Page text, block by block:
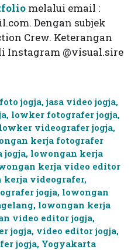
melalui email :
. Dengan subjek
Crew. Keterangan
Instagram @visual.sire
jogja, jasa video jogja,
, lowker fotografer jogja,
lowker videografer jogja,
kerja fotografer
jogja, lowongan kerja
kerja video editor
kerja videografer,
jogja, lowongan
, lowongan kerja
video editor jogja,
jogja, video editor jogja,
jogja, Yogyakarta